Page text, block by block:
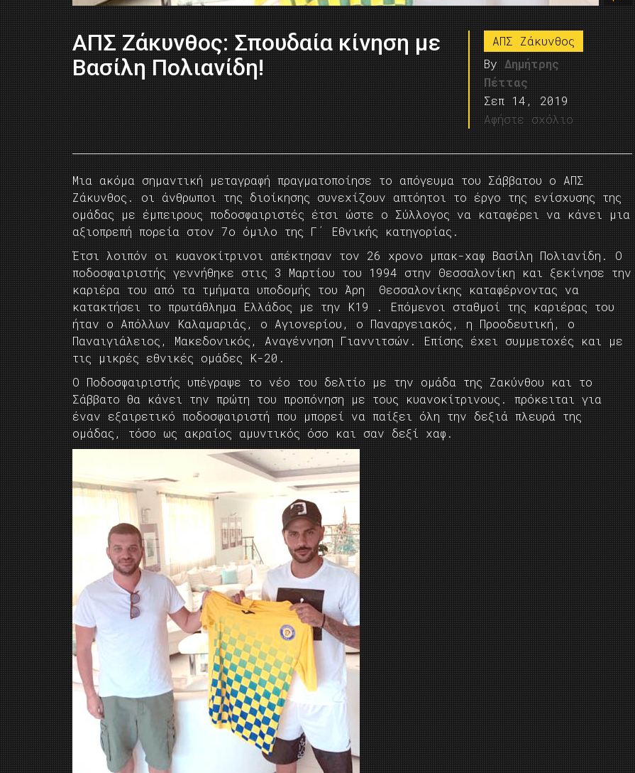
ΑΠΣ Ζάκυνθος: Σπουδαία κίνηση με
Βασίλη Πολιανίδη!
ΑΠΣ Ζάκυνθος
By Δημήτρης
Πέττας
Σεπ 14, 2019
Αφήστε σχόλιο
Μια ακόμα σημαντική μεταγραφή πραγματοποίησε το απόγευμα του Σάββατου ο ΑΠΣ
Ζάκυνθος. οι άνθρωποι της διοίκησης συνεχίζουν απτόητοι το έργο της ενίσχυσης της
ομάδας με έμπειρους ποδοσφαιριστές έτσι ώστε ο Σύλλογος να καταφέρει να κάνει μια
αξιοπρεπή πορεία στον 7ο όμιλο της Γ΄ Εθνικής κατηγορίας.
Έτσι λοιπόν οι κυανοκίτρινοι απέκτησαν τον 26 χρονο μπακ-χαφ Βασίλη Πολιανίδη. Ο
ποδοσφαιριστής γεννήθηκε στις 3 Μαρτίου του 1994 στην Θεσσαλονίκη και ξεκίνησε την
καριέρα του από τα τμήματα υποδομής του Άρη Θεσσαλονίκης καταφέρνοντας να
κατακτήσει το πρωτάθλημα Ελλάδος με την Κ19 . Επόμενοι σταθμοί της καριέρας του
ήταν ο Απόλλων Καλαμαριάς, ο Αγιονερίου, ο Παναργειακός, η Προοδευτική, ο
Παναιγιάλειος, Μακεδονικός, Αναγέννηση Γιαννιτσών. Επίσης έχει συμμετοχές και με
τις μικρές εθνικές ομάδες Κ-20.
Ο Ποδοσφαιριστής υπέγραψε το νέο του δελτίο με την ομάδα της Ζακύνθου και το
Σάββατο θα κάνει την πρώτη του προπόνηση με τους κυανοκίτρινους. πρόκειται για
έναν εξαιρετικό ποδοσφαιριστή που μπορεί να παίξει όλη την δεξιά πλευρά της
ομάδας, τόσο ως ακραίος αμυντικός όσο και σαν δεξί χαφ.